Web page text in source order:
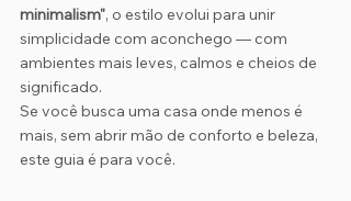
minimalism", o estilo evolui para unir
simplicidade com aconchego — com
ambientes mais leves, calmos e cheios de
significado.
Se você busca uma casa onde menos é
mais, sem abrir mão de conforto e beleza,
este guia é para você.